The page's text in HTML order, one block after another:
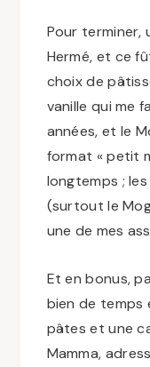
Pour terminer,
Hermé, et ce
choix de
vanille qui me
années, et le
format « petit
longtemps ;
(surtout le
une de mes
Et en bonus,
bien de temps
pâtes et une
Mamma,